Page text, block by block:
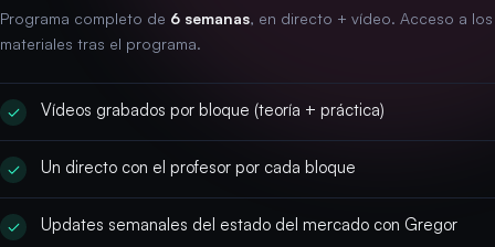
Programa completo de 6 semanas, en directo + vídeo. Acceso a los
materiales tras el programa.
Vídeos grabados por bloque (teoría + práctica)
Un directo con el profesor por cada bloque
Updates semanales del estado del mercado con Gregor